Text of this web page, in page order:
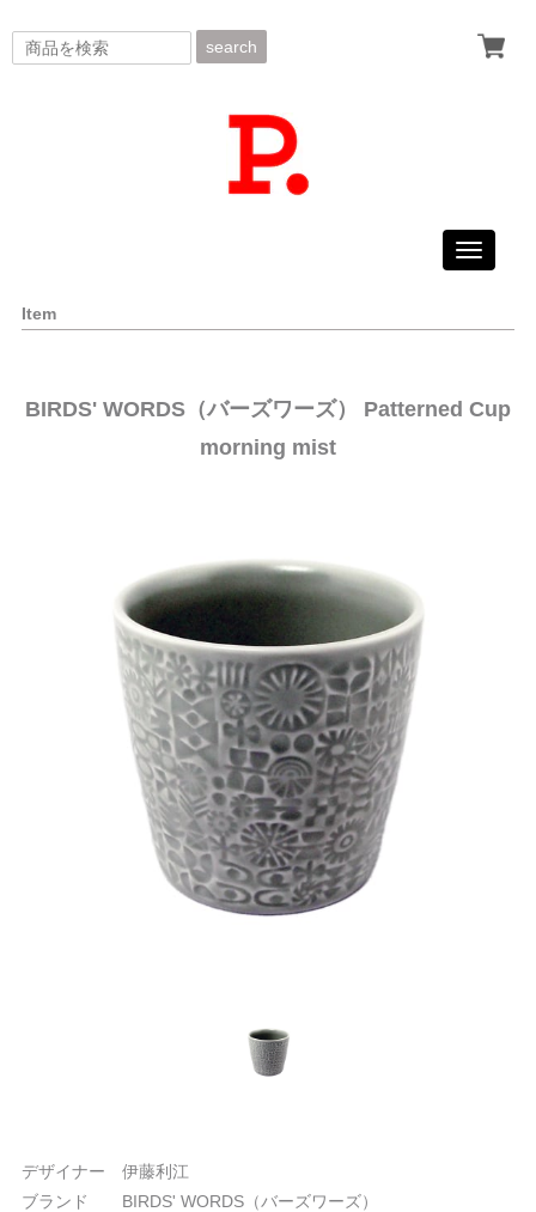
search
Toggle
Item
BIRDS' WORDS（バーズワーズ） Patterned Cup
morning mist
デザイナー 伊藤利江
ブランド BIRDS' WORDS（バーズワーズ）